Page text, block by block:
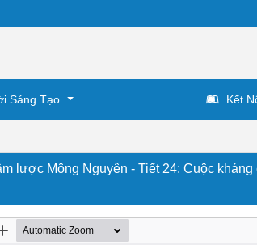
Sáng Tạo Kết
lược Mông Nguyên - Tiết 24: Cuộc kháng